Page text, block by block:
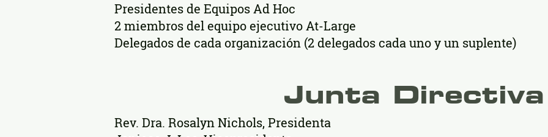
Presidentes de Equipos Ad Hoc
2 miembros del equipo ejecutivo At-Large
Delegados de cada organización (2 delegados cada uno y un suplente)
Junta Directiva
Rev. Dra. Rosalyn Nichols, Presidenta